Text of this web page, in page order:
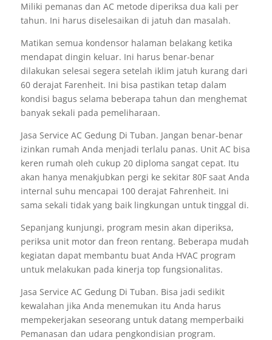
Miliki pemanas dan AC metode diperiksa dua kali per
tahun. Ini harus diselesaikan di jatuh dan masalah.
Matikan semua kondensor halaman belakang ketika
mendapat dingin keluar. Ini harus benar-benar
dilakukan selesai segera setelah iklim jatuh kurang dari
60 derajat Farenheit. Ini bisa pastikan tetap dalam
kondisi bagus selama beberapa tahun dan menghemat
banyak sekali pada pemeliharaan.
Jasa Service AC Gedung Di Tuban. Jangan benar-benar
izinkan rumah Anda menjadi terlalu panas. Unit AC bisa
keren rumah oleh cukup 20 diploma sangat cepat. Itu
akan hanya menakjubkan pergi ke sekitar 80F saat Anda
internal suhu mencapai 100 derajat Fahrenheit. Ini
sama sekali tidak yang baik lingkungan untuk tinggal di.
Sepanjang kunjungi, program mesin akan diperiksa,
periksa unit motor dan freon rentang. Beberapa mudah
kegiatan dapat membantu buat Anda HVAC program
untuk melakukan pada kinerja top fungsionalitas.
Jasa Service AC Gedung Di Tuban. Bisa jadi sedikit
kewalahan jika Anda menemukan itu Anda harus
mempekerjakan seseorang untuk datang memperbaiki
Pemanasan dan udara pengkondisian program.